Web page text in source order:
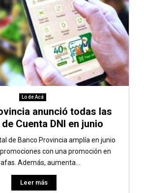
Lo de Acá
anunció todas las
Cuenta DNI en junio
de Banco Provincia amplía en junio
con una promoción en
Además, aumenta...
Leer más